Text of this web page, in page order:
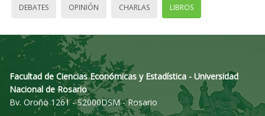
DEBATES OPINIÓN CHARLAS LIBROS
Facultad de Ciencias Económicas y Estadística - Universidad
Nacional de Rosario
Bv. Oroño 1261 - S2000DSM - Rosario